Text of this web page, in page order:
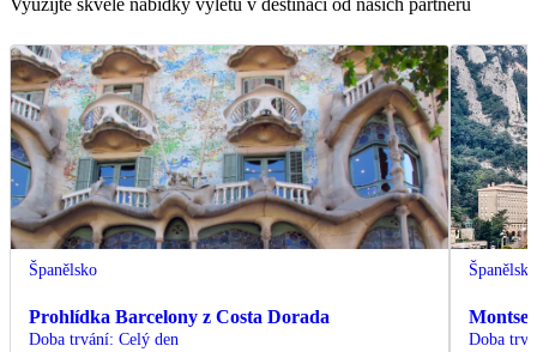
Využijte skvělé nabídky výletů v destinaci od našich partnerů
Španělsko
Prohlídka Barcelony z Costa Dorada
Doba trvání: Celý den
Španělsko
Doba